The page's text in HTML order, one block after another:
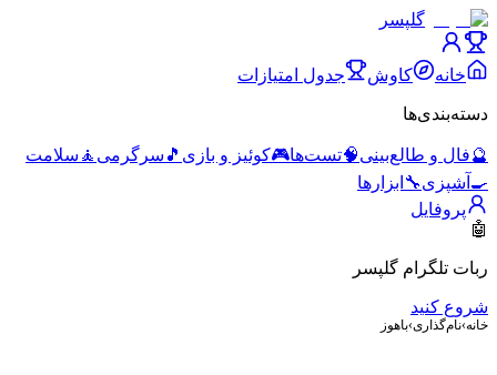
گلپسر
خانه کاوش جدول امتیازات
دسته‌بندی‌ها
🔮فال و طالع‌بینی🧠تست‌ها🎮کوئیز و بازی 🎵 سرگرمی 🧘 سلامت
🍳 آشپزی🔧 ابزارها
پروفایل
🤖
ربات تلگرام گلپسر
شروع کنید
خانه›نام‌گذاری›باهوز